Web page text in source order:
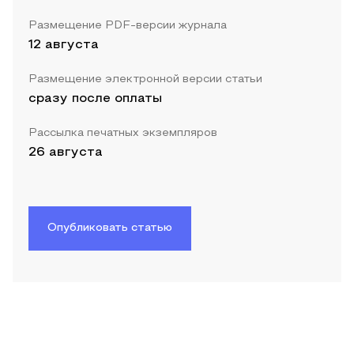
Размещение PDF-версии журнала
12 августа
Размещение электронной версии статьи
сразу после оплаты
Рассылка печатных экземпляров
26 августа
Опубликовать статью